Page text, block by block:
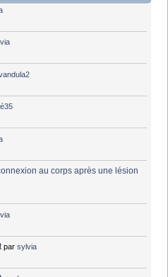
au corps après une lésion
parsylvia